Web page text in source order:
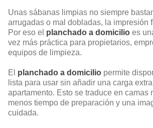
Unas sábanas limpias no siempre
arrugadas o mal dobladas, la impresión
Por eso el planchado a domicilio es
vez más práctica para propietarios,
equipos de limpieza.
El planchado a domicilio permite
lista para usar sin añadir una carga
apartamento. Esto se traduce en camas
menos tiempo de preparación y una
cuidada.